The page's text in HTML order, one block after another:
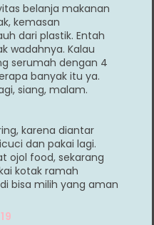
belanja makanan
kemasan
dari plastik. Entah
wadahnya. Kalau
serumah dengan 4
banyak itu ya.
siang, malam.
karena diantar
dan pakai lagi.
ojol food, sekarang
kotak ramah
bisa milih yang aman